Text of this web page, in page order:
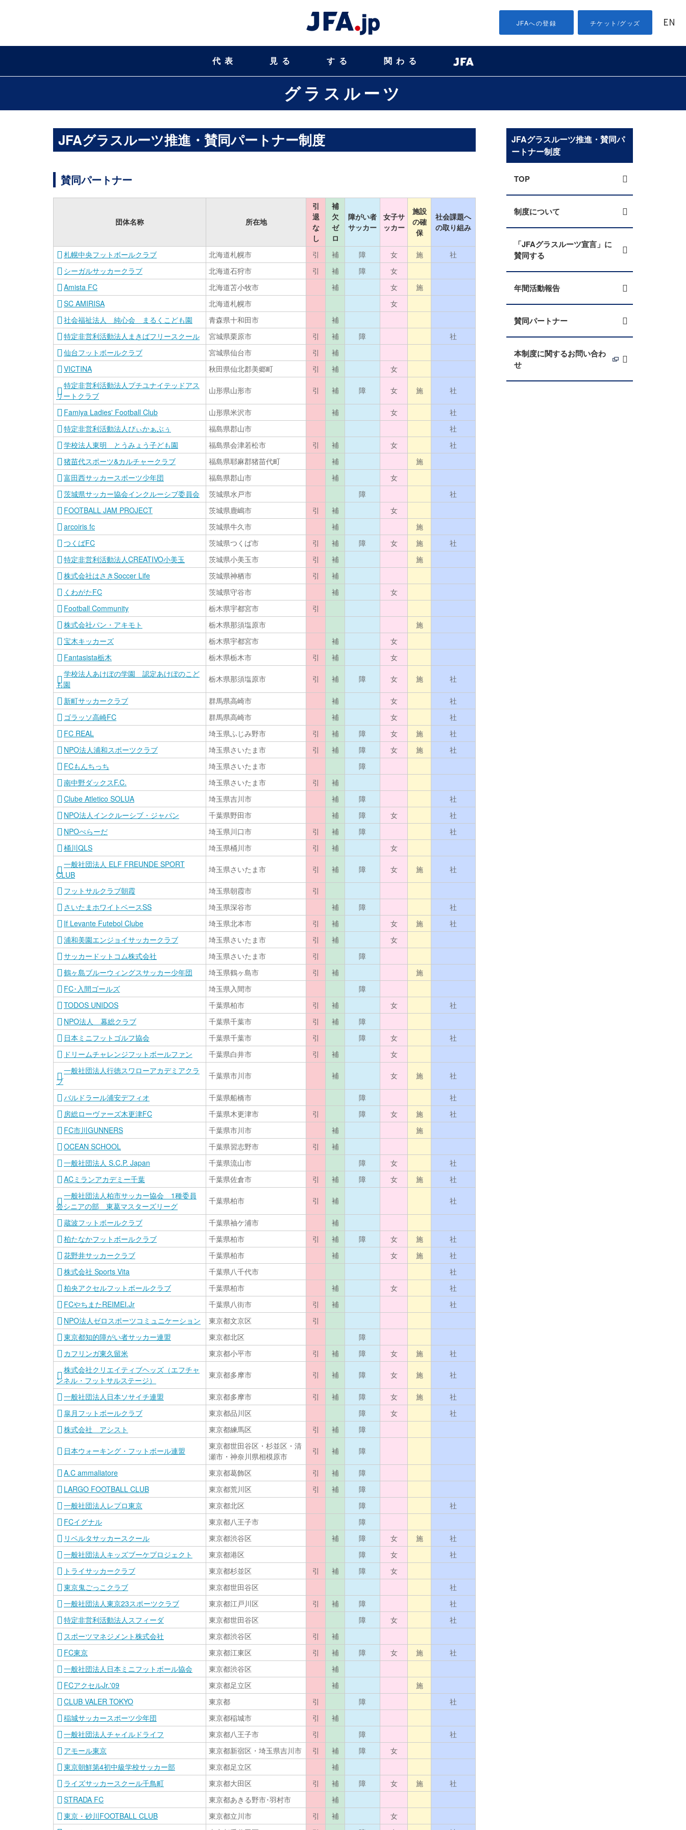
JFAへの登録 チケット/グッズ EN
代表 見る する 関わる
グラスルーツ
JFAグラスルーツ推進・賛同パートナー制度
賛同パートナー
団体名称 所在地
引
退
な
し
補
欠
ゼ
ロ
障がい者
サッカー
女子サ
ッカー
施設
の確
保
社会課題へ
の取り組み
札幌中央フットボールクラブ 北海道札幌市 引 補 障 女 施
社
シーガルサッカークラブ
北海道石狩市 引 補 障
女
Amista FC
北海道苫小牧市 補 女
施
SC AMIRISA
北海道札幌市
女
社会福祉法人 純心会 まるくこども園
青森県十和田市
補
特定非営利活動法人まきばフリースクール
宮城県栗原市 引 補 障
社
仙台フットボールクラブ
宮城県仙台市 引
補
VICTINA
秋田県仙北郡美郷町 引 補
女
特定非営利活動法人プチユナイテッドアス
リートクラブ
山形県山形市 引 補 障 女 施 社
Famiya Ladies' Football Club 山形県米沢市 補 女
社
特定非営利活動法人ぴぃかぁぶぅ
福島県郡山市
社
学校法人東明 とうみょう子ども園
福島県会津若松市 引 補 女
社
猪苗代スポーツ&カルチャークラブ
福島県耶麻郡猪苗代町 補
施
富田西サッカースポーツ少年団
福島県郡山市 補
女
茨城県サッカー協会インクルーシブ委員会
茨城県水戸市 障
社
FOOTBALL JAM PROJECT
茨城県鹿嶋市 引 補
女
arcoiris fc
茨城県牛久市 補
施
つくばFC
茨城県つくば市 引 補 障 女 施
社
特定非営利活動法人CREATIVO小美玉
茨城県小美玉市 引 補
施
株式会社はさきSoccer Life
茨城県神栖市 引
補
くわがたFC
茨城県守谷市 補
女
Football Community
栃木県宇都宮市
引
株式会社パン・アキモト
栃木県那須塩原市
施
宝木キッカーズ
栃木県宇都宮市 補
女
Fantasista栃木
栃木県栃木市 引 補
女
学校法人あけぼの学園 認定あけぼのこど
も園
栃木県那須塩原市 引 補 障 女 施 社
新町サッカークラブ 群馬県高崎市 補 女
社
ゴラッソ高崎FC
群馬県高崎市 補 女
社
FC REAL
埼玉県ふじみ野市 引 補 障 女 施
社
NPO法人浦和スポーツクラブ
埼玉県さいたま市 引 補 障 女 施
社
FCもんちっち
埼玉県さいたま市
障
南中野ダックスF.C.
埼玉県さいたま市 引
補
Clube Atletico SOLUA
埼玉県吉川市 補 障
社
NPO法人インクルーシブ・ジャパン
千葉県野田市 補 障 女
社
NPOぺらーだ
埼玉県川口市 引 補 障
社
桶川QLS
埼玉県桶川市 引 補
女
一般社団法人 ELF FREUNDE SPORT
CLUB
埼玉県さいたま市 引 補 障 女 施 社
フットサルクラブ朝霞 埼玉県朝霞市
引
さいたまホワイトベースSS
埼玉県深谷市 補 障
社
If Levante Futebol Clube
埼玉県北本市 引 補 女 施
社
浦和美園エンジョイサッカークラブ
埼玉県さいたま市 引 補
女
サッカードットコム株式会社
埼玉県さいたま市 引
障
鶴ヶ島ブルーウィングスサッカー少年団
埼玉県鶴ヶ島市 引 補
施
FC･入間ゴールズ
埼玉県入間市
障
TODOS UNIDOS
千葉県柏市 引 補 女
社
NPO法人 幕総クラブ
千葉県千葉市 引 補
障
日本ミニフットゴルフ協会
千葉県千葉市 引 障 女
社
ドリームチャレンジフットボールファン
千葉県白井市 引 補
女
一般社団法人行徳スワローアカデミアクラ
ブ
千葉県市川市 補 女 施 社
バルドラール浦安デフィオ 千葉県船橋市 障
社
房総ローヴァーズ木更津FC
千葉県木更津市 引 障 女 施
社
FC市川GUNNERS
千葉県市川市 補
施
OCEAN SCHOOL
千葉県習志野市 引
補
一般社団法人 S.C.P. Japan
千葉県流山市 障 女
社
ACミランアカデミー千葉
千葉県佐倉市 引 補 障 女 施
社
一般社団法人柏市サッカー協会 1種委員
会シニアの部 東葛マスターズリーグ
千葉県柏市 引 補 社
蔵波フットボールクラブ 千葉県袖ケ浦市
補
柏たなかフットボールクラブ
千葉県柏市 引 補 障 女 施
社
花野井サッカークラブ
千葉県柏市 補 女 施
社
株式会社 Sports Vita
千葉県八千代市
社
柏央アクセルフットボールクラブ
千葉県柏市 補 女
社
FCやちまたREIMEI.Jr
千葉県八街市 引 補
社
NPO法人ゼロスポーツコミュニケーション
東京都文京区
引
東京都知的障がい者サッカー連盟
東京都北区
障
カフリンガ東久留米
東京都小平市 引 補 障 女 施
社
株式会社クリエイティブヘッズ（エフチャ
ンネル・フットサルステージ）
東京都多摩市 引 補 障 女 施 社
一般社団法人日本ソサイチ連盟 東京都多摩市 引 補 障 女 施
社
皐月フットボールクラブ
東京都品川区 障 女
社
株式会社 アシスト
東京都練馬区 引 補 障
日本ウォーキング・フットボール連盟
東京都世田谷区・杉並区・清
瀬市・神奈川県相模原市
引 補 障
A.C ammaliatore 東京都葛飾区 引 補
障
LARGO FOOTBALL CLUB
東京都荒川区 引 補
障
一般社団法人レプロ東京
東京都北区 障
社
FCイグナル
東京都八王子市
障
リベルタサッカースクール
東京都渋谷区 補 障 女 施
社
一般社団法人キッズブーケプロジェクト
東京都港区 障 女
社
トライサッカークラブ
東京都杉並区 引 補 障
女
東京鬼ごっこクラブ
東京都世田谷区
社
一般社団法人東京23スポーツクラブ
東京都江戸川区 引 補 障
社
特定非営利活動法人スフィーダ
東京都世田谷区 障 女
社
スポーツマネジメント株式会社
東京都渋谷区 引
補
FC東京
東京都江東区 引 補 障 女 施
社
一般社団法人日本ミニフットボール協会
東京都渋谷区
補
FCアクセルJr.'09
東京都足立区 補
施
CLUB VALER TOKYO
東京都 引 障
社
稲城サッカースポーツ少年団
東京都稲城市 引
補
一般社団法人チャイルドライフ
東京都八王子市 引 障
社
アモール東京
東京都新宿区・埼玉県吉川市 引 補 障
女
東京朝鮮第4初中級学校サッカー部
東京都足立区
補
ライズサッカースクール千鳥町
東京都大田区 引 補 障 女 施
社
STRADA FC
東京都あきる野市･羽村市
補
東京・砂川FOOTBALL CLUB
東京都立川市 引 補
女
JFAグラスルーツ推進・賛同パ
ートナー制度
TOP
制度について
「JFAグラスルーツ宣言」に
賛同する
年間活動報告
賛同パートナー
本制度に関するお問い合わ
せ